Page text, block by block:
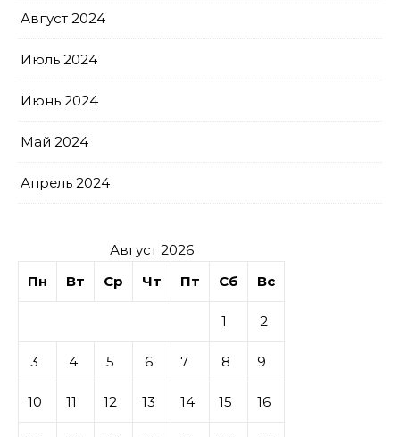
Август 2024
Июль 2024
Июнь 2024
Май 2024
Апрель 2024
Август 2026
Пн
Вт Ср Чт Пт Сб Вс
1 2
3 4 5 6 7 8 9
10 11 12 13 14 15 16